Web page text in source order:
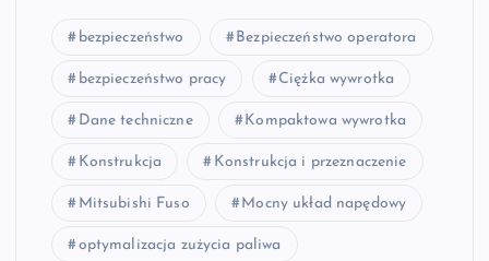
bezpieczeństwo Bezpieczeństwo operatora
bezpieczeństwo pracy Ciężka wywrotka
Dane techniczne Kompaktowa wywrotka
Konstrukcja Konstrukcja i przeznaczenie
Mitsubishi Fuso Mocny układ napędowy
optymalizacja zużycia paliwa